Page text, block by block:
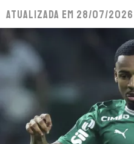
Atualizada em 28/07/2026